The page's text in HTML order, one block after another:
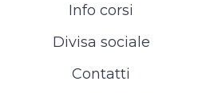
Info corsi
Divisa sociale
Contatti